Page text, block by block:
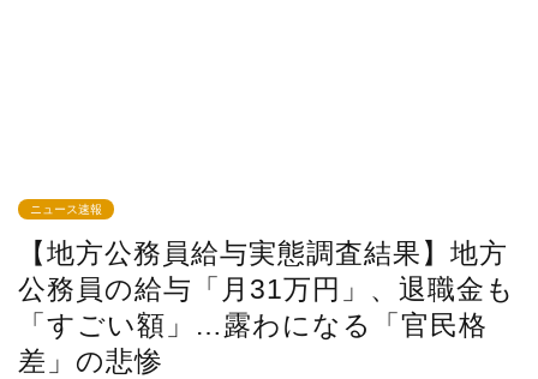
ニュース速報
【地方公務員給与実態調査結果】地方
公務員の給与「月31万円」、退職金も
「すごい額」…露わになる「官民格
差」の悲惨